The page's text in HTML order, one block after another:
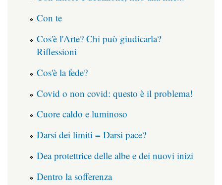
Con te
Cos'è l'Arte? Chi può giudicarla?
Riflessioni
Cos'è la fede?
Covid o non covid: questo è il problema!
Cuore caldo e luminoso
Darsi dei limiti = Darsi pace?
Dea protettrice delle albe e dei nuovi inizi
Dentro la sofferenza